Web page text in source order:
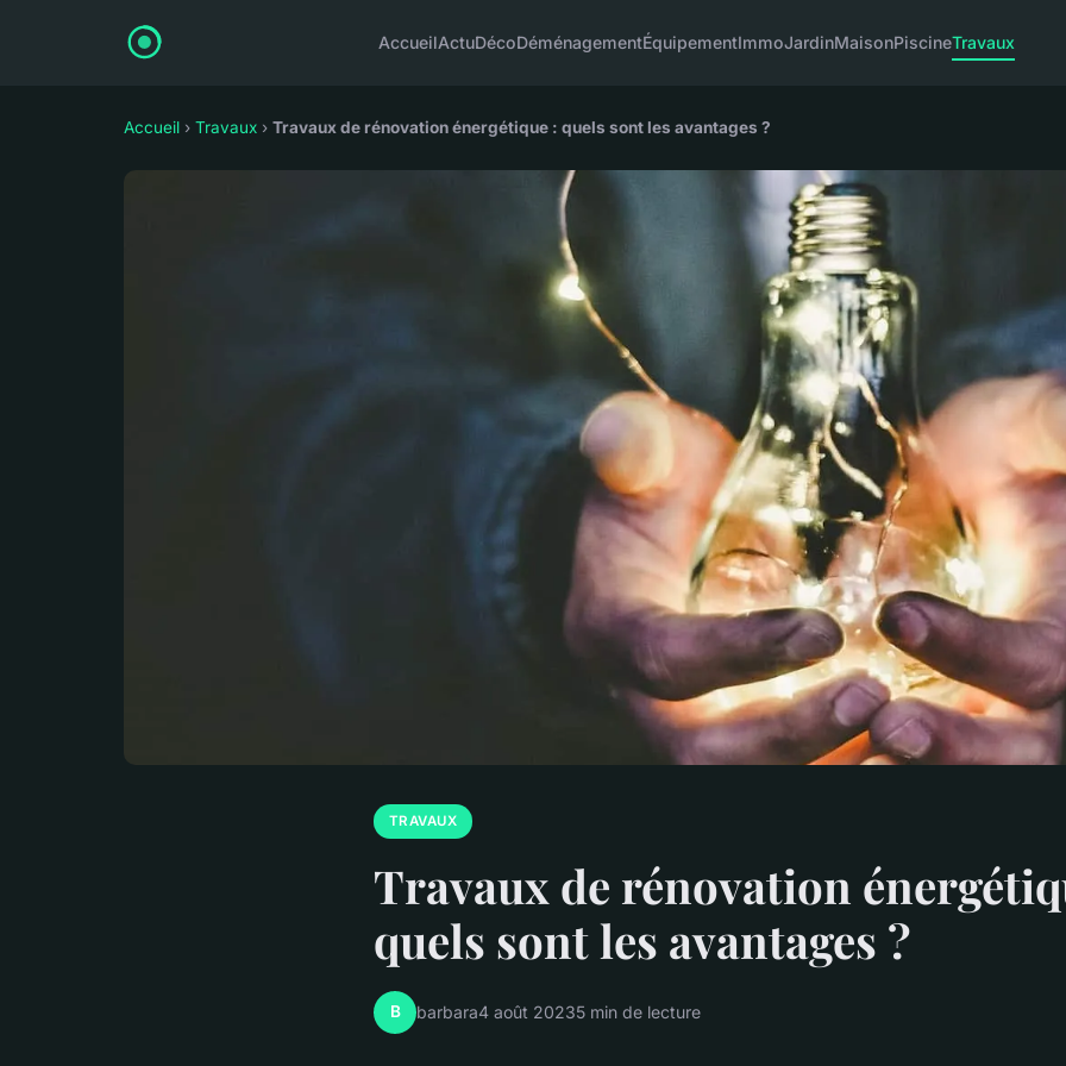
AccueilActuDécoDéménagementÉquipementImmoJardinMaisonPiscineTravaux
Accueil › Travaux › Travaux de rénovation énergétique : quels sont les avantages ?
TRAVAUX
Travaux de rénovation
quels sont les avantages ?
B barbara4 août 20235 min de lecture